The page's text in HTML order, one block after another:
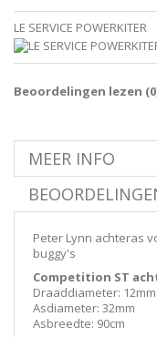
LE SERVICE POWERKITER
Beoordelingen lezen (0
MEER INFO
Peter Lynn achteras
buggy's
Competition ST
Draaddiameter: 12mm
Asdiameter: 32mm
Asbreedte: 90cm